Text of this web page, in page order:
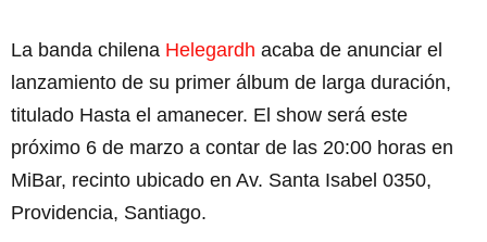
La banda chilena Helegardh acaba de anunciar el
lanzamiento de su primer álbum de larga duración,
titulado Hasta el amanecer. El show será este
próximo 6 de marzo a contar de las 20:00 horas en
MiBar, recinto ubicado en Av. Santa Isabel 0350,
Providencia, Santiago.